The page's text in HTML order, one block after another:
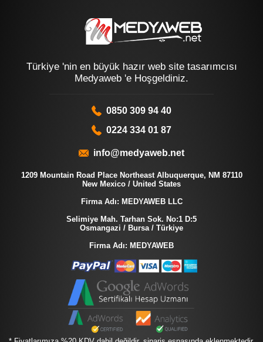
Türkiye 'nin en büyük hazır web site tasarımcısı
Medyaweb 'e Hoşgeldiniz.
0850 309 94 40
0224 334 01 87
info@medyaweb.net
1209 Mountain Road Place Northeast Albuquerque, NM 87110
New Mexico / United States
Firma Adı: MEDYAWEB LLC
Selimiye Mah. Tarhan Sok. No:1 D:5
Osmangazi / Bursa / Türkiye
Firma Adı: MEDYAWEB